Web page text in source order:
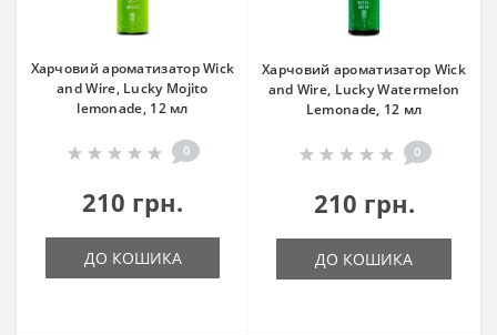
Харчовий ароматизатор Wick
and Wire, Lucky Mojito
lemonade, 12 мл
0
210 грн.
ДО КОШИКА
Харчовий ароматизатор Wick
and Wire, Lucky Watermelon
Lemonade, 12 мл
0
210 грн.
ДО КОШИКА